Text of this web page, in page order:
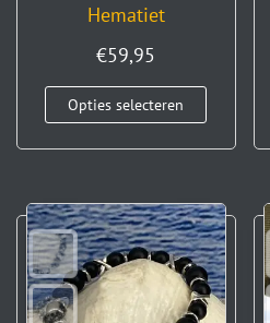
Hematiet
€59,95
Opties selecteren